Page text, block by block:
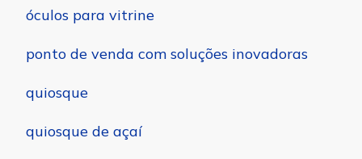
óculos para vitrine
ponto de venda com soluções inovadoras
quiosque
quiosque de açaí